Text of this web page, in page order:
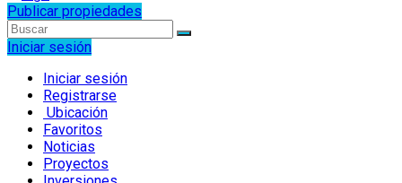
Publicar propiedades
Iniciar sesión
Iniciar sesión
Registrarse
Ubicación
Favoritos
Noticias
Proyectos